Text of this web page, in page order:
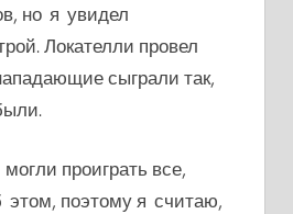
но я увидел
Локателли провел
сыграли так,
проиграть все,
этом, поэтому я считаю,